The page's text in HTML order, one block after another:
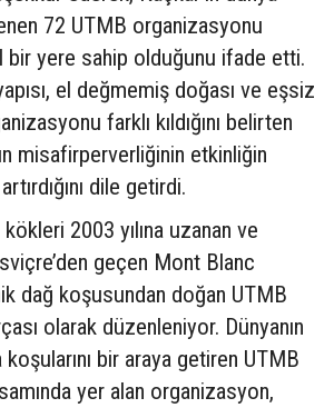
72 UTMB organizasyonu
bir yere sahip olduğunu ifade etti.
el değmemiş doğası ve eşsiz
farklı kıldığını belirten
misafirperverliğinin etkinliğin
dile getirdi.
2003 yılına uzanan ve
geçen Mont Blanc
dağ koşusundan doğan UTMB
olarak düzenleniyor. Dünyanın
bir araya getiren UTMB
yer alan organizasyon,